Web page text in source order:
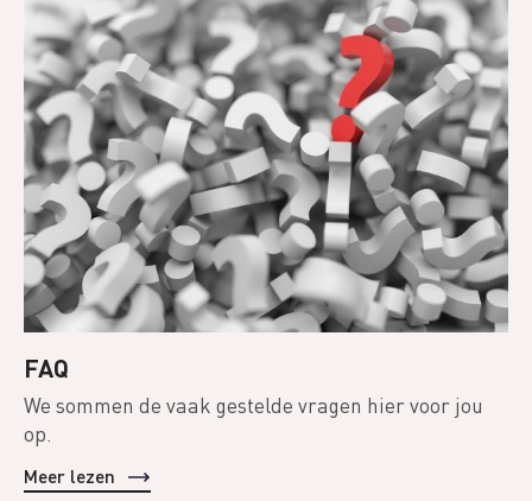
FAQ
We sommen de vaak gestelde vragen hier voor jou
op.
Meer lezen